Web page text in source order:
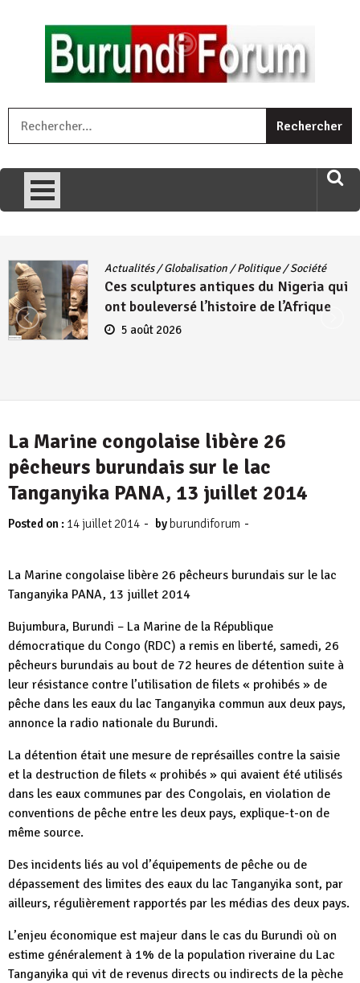
umariye umuryango wawe canke igihugu cakwibarutse .Wewe
uri ngaha ndagusigiye iki kibazo : Uriko ukora iki kugira ngo
Actualités/Globalisation /Politique/Société
Ces sculptures antiques du Nigeria qui
ont bouleversé l’histoire de l’Afrique
5 août 2026
La Marine congolaise libère 26
pêcheurs burundais sur le lac
Tanganyika PANA, 13 juillet 2014
Posted on : 14 juillet 2014 - by burundiforum -
La Marine congolaise libère 26 pêcheurs burundais sur le lac
Tanganyika PANA, 13 juillet 2014
Bujumbura, Burundi – La Marine de la République
démocratique du Congo (RDC) a remis en liberté, samedi, 26
pêcheurs burundais au bout de 72 heures de détention suite à
leur résistance contre l’utilisation de filets « prohibés » de
pêche dans les eaux du lac Tanganyika commun aux deux pays,
annonce la radio nationale du Burundi.
La détention était une mesure de représailles contre la saisie
et la destruction de filets « prohibés » qui avaient été utilisés
dans les eaux communes par des Congolais, en violation de
conventions de pêche entre les deux pays, explique-t-on de
même source.
Des incidents liés au vol d’équipements de pêche ou de
dépassement des limites des eaux du lac Tanganyika sont, par
ailleurs, régulièrement rapportés par les médias des deux pays.
L’enjeu économique est majeur dans le cas du Burundi où on
estime généralement à 1% de la population riveraine du Lac
Tanganyika qui vit de revenus directs ou indirects de la pèche